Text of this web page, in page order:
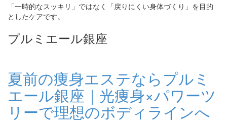
「一時的なスッキリ」ではなく「戻りにくい身体づくり」を目的
としたケアです。
プルミエール銀座
夏前の痩身エステならプルミ
エール銀座｜光痩身×パワーツ
リーで理想のボディラインへ